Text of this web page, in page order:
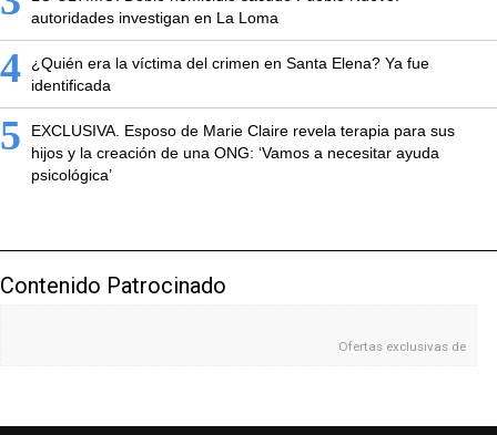
autoridades investigan en La Loma
4
¿Quién era la víctima del crimen en Santa Elena? Ya fue
identificada
5
EXCLUSIVA. Esposo de Marie Claire revela terapia para sus
hijos y la creación de una ONG: ‘Vamos a necesitar ayuda
psicológica’
Contenido Patrocinado
Ofertas exclusivas de